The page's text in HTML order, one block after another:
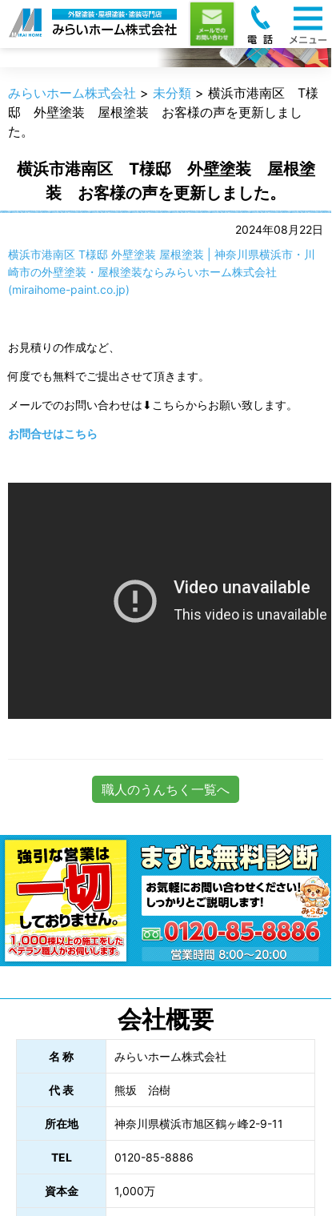
職人のうんちく
みらいホーム株式会社 > 未分類 > 横浜市港南区 T様
邸 外壁塗装 屋根塗装 お客様の声を更新しまし
た。
横浜市港南区 T様邸 外壁塗装 屋根塗
装 お客様の声を更新しました。
2024年08月22日
横浜市港南区 T様邸 外壁塗装 屋根塗装 | 神奈川県横浜市・川
崎市の外壁塗装・屋根塗装ならみらいホーム株式会社
(miraihome-paint.co.jp)
お見積りの作成など、
何度でも無料でご提出させて頂きます。
メールでのお問い合わせは⬇こちらからお願い致します。
お問合せはこちら
職人のうんちく一覧へ
会社概要
名 称 みらいホーム株式会社
代 表 熊坂 治樹
所在地 神奈川県横浜市旭区鶴ヶ峰2-9-11
TEL 0120-85-8886
資本金 1,000万